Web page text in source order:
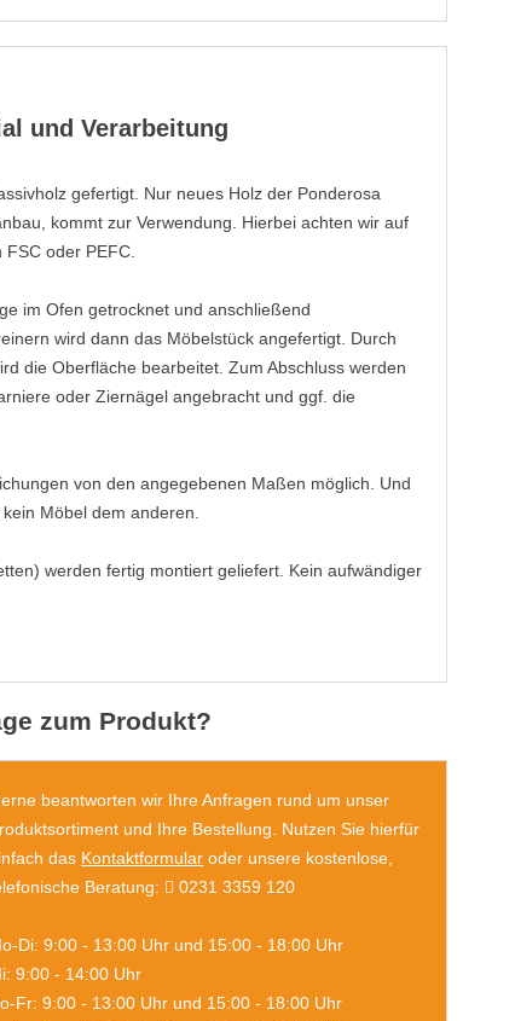
und Verarbeitung
gefertigt. Nur neues Holz der Ponderosa
kommt zur Verwendung. Hierbei achten wir auf
oder PEFC.
im Ofen getrocknet und anschließend
wird dann das Möbelstück angefertigt. Durch
die Oberfläche bearbeitet. Zum Abschluss werden
oder Ziernägel angebracht und ggf. die
von den angegebenen Maßen möglich. Und
Möbel dem anderen.
werden fertig montiert geliefert. Kein aufwändiger
zum Produkt?
beantworten wir Ihre Anfragen rund um unser
und Ihre Bestellung. Nutzen Sie hierfür
das Kontaktformular oder unsere kostenlose,
Beratung:
0231 3359 120
Di: 9:00 - 13:00 Uhr und 15:00 - 18:00 Uhr
9:00 - 14:00 Uhr
Fr: 9:00 - 13:00 Uhr und 15:00 - 18:00 Uhr